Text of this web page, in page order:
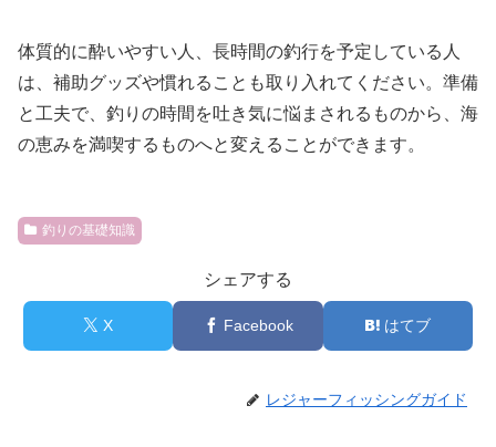
体質的に酔いやすい人、長時間の釣行を予定している人
は、補助グッズや慣れることも取り入れてください。準備
と工夫で、釣りの時間を吐き気に悩まされるものから、海
の恵みを満喫するものへと変えることができます。
釣りの基礎知識
シェアする
X Facebook はてブ
レジャーフィッシングガイド